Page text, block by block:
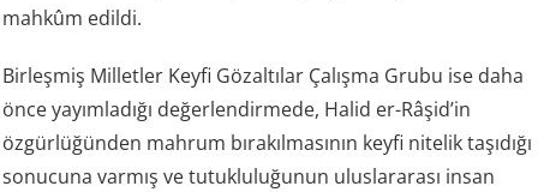
mahkûm edildi.
Birleşmiş Milletler Keyfi Gözaltılar Çalışma Grubu ise daha
önce yayımladığı değerlendirmede, Halid er-Râşid’in
özgürlüğünden mahrum bırakılmasının keyfi nitelik taşıdığı
sonucuna varmış ve tutukluluğunun uluslararası insan